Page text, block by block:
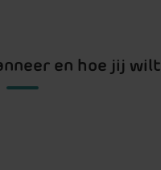
en hoe jij wilt